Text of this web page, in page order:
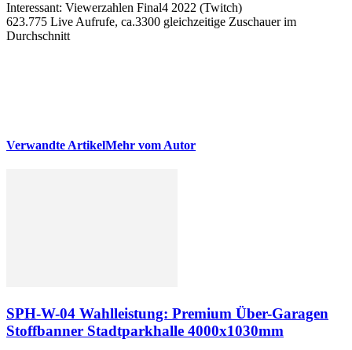
Interessant: Viewerzahlen Final4 2022 (Twitch)
623.775 Live Aufrufe, ca.3300 gleichzeitige Zuschauer im
Durchschnitt
Verwandte ArtikelMehr vom Autor
SPH-W-04 Wahlleistung: Premium Über-Garagen
Stoffbanner Stadtparkhalle 4000x1030mm